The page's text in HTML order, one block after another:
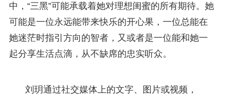
中，“三黑”可能承载着她对理想闺蜜的所有期待。她
可能是一位永远能带来快乐的开心果，一位总能在
她迷茫时指引方向的智者，又或者是一位能和她一
起分享生活点滴，从不缺席的忠实听众。
刘玥通过社交媒体上的文字、图片或视频，